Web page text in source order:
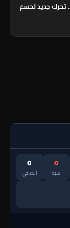
تحرك جديد لحسم
0
عليه
0
الصافي